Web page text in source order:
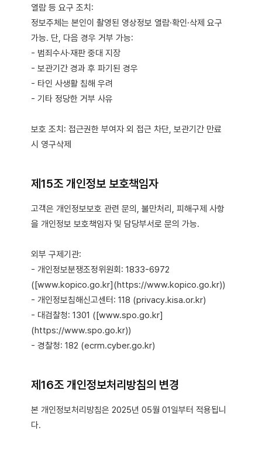
열람 등 요구 조치:
정보주체는 본인이 촬영된 영상정보 열람·확인·삭제 요구
가능. 단, 다음 경우 거부 가능:
- 범죄수사·재판 중대 지장
- 보관기간 경과 후 파기된 경우
- 타인 사생활 침해 우려
- 기타 정당한 거부 사유
보호 조치: 접근권한 부여자 외 접근 차단, 보관기간 만료
시 영구삭제
제15조 개인정보 보호책임자
고객은 개인정보보호 관련 문의, 불만처리, 피해구제 사항
을 개인정보 보호책임자 및 담당부서로 문의 가능.
외부 구제기관:
- 개인정보분쟁조정위원회: 1833-6972
([www.kopico.go.kr](https://www.kopico.go.kr))
- 개인정보침해신고센터: 118 (privacy.kisa.or.kr)
- 대검찰청: 1301 ([www.spo.go.kr]
(https://www.spo.go.kr))
- 경찰청: 182 (ecrm.cyber.go.kr)
제16조 개인정보처리방침의 변경
본 개인정보처리방침은 2025년 05월 01일부터 적용됩니
다.